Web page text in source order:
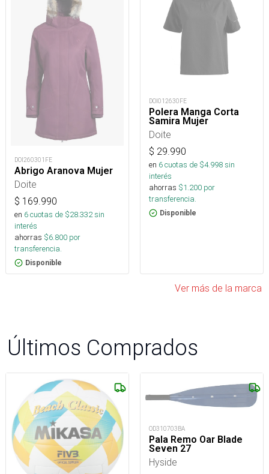
DOI260301FE
Abrigo Aranova Mujer
Doite
$ 169.990
en 6cuotas de $28.332sin
interés
ahorras $6.800 por
transferencia.
Disponible
DOI012630FE
Polera Manga Corta
Samira Mujer
Doite
$ 29.990
en 6cuotas de $4.998sin
interés
ahorras $1.200 por
transferencia.
Disponible
Ver más de la marca
Últimos Comprados
OD310703BA
Pala Remo Oar Blade
Seven 27
Hyside